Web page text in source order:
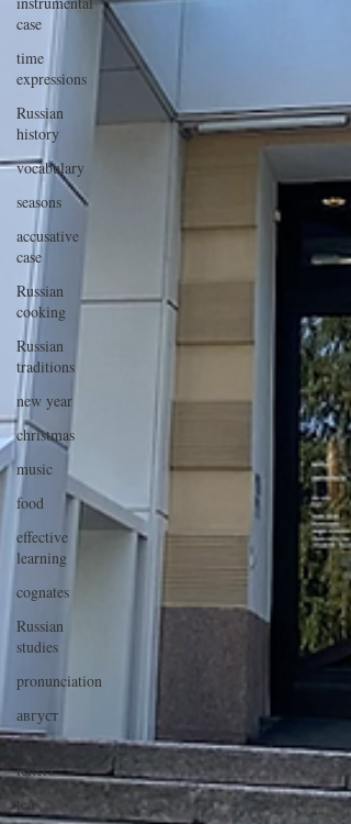
case
time
expressions
Russian
history
vocabulary
seasons
accusative
case
Russian
cooking
Russian
traditions
new year
christmas
music
food
effective
learning
cognates
Russian
studies
pronunciation
август
Russian
letters
tea